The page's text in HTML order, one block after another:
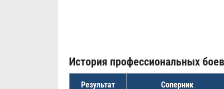
История профессиональных боев
Результат Соперник